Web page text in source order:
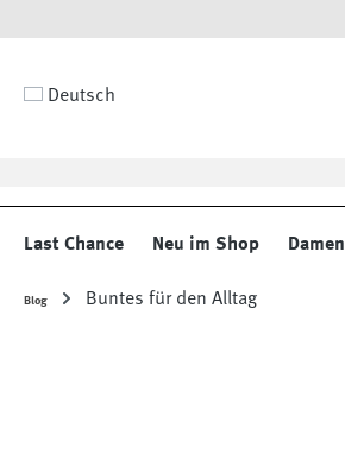
Deutsch
Last Chance Neu im Shop Damen
Blog Buntes für den Alltag